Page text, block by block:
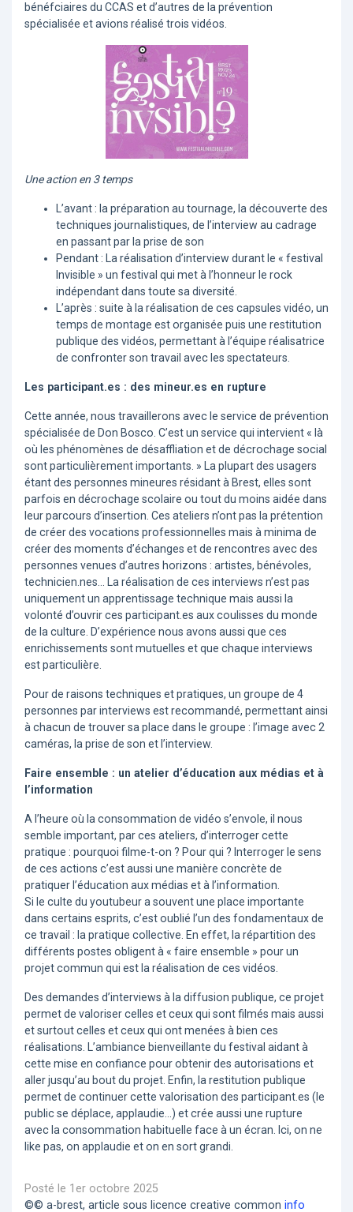
bénéfciaires du CCAS et d’autres de la prévention
spécialisée et avions réalisé trois vidéos.
Une action en 3 temps
L’avant : la préparation au tournage, la découverte des
techniques journalistiques, de l’interview au cadrage
en passant par la prise de son
Pendant : La réalisation d’interview durant le « festival
Invisible » un festival qui met à l’honneur le rock
indépendant dans toute sa diversité.
L’après : suite à la réalisation de ces capsules vidéo, un
temps de montage est organisée puis une restitution
publique des vidéos, permettant à l’équipe réalisatrice
de confronter son travail avec les spectateurs.
Les participant.es : des mineur.es en rupture
Cette année, nous travaillerons avec le service de prévention
spécialisée de Don Bosco. C’est un service qui intervient « là
où les phénomènes de désaffliation et de décrochage social
sont particulièrement importants. » La plupart des usagers
étant des personnes mineures résidant à Brest, elles sont
parfois en décrochage scolaire ou tout du moins aidée dans
leur parcours d’insertion. Ces ateliers n’ont pas la prétention
de créer des vocations professionnelles mais à minima de
créer des moments d’échanges et de rencontres avec des
personnes venues d’autres horizons : artistes, bénévoles,
technicien.nes... La réalisation de ces interviews n’est pas
uniquement un apprentissage technique mais aussi la
volonté d’ouvrir ces participant.es aux coulisses du monde
de la culture. D’expérience nous avons aussi que ces
enrichissements sont mutuelles et que chaque interviews
est particulière.
Pour de raisons techniques et pratiques, un groupe de 4
personnes par interviews est recommandé, permettant ainsi
à chacun de trouver sa place dans le groupe : l’image avec 2
caméras, la prise de son et l’interview.
Faire ensemble : un atelier d’éducation aux médias et à
l’information
A l’heure où la consommation de vidéo s’envole, il nous
semble important, par ces ateliers, d’interroger cette
pratique : pourquoi filme-t-on ? Pour qui ? Interroger le sens
de ces actions c’est aussi une manière concrète de
pratiquer l’éducation aux médias et à l’information.
Si le culte du youtubeur a souvent une place importante
dans certains esprits, c’est oublié l’un des fondamentaux de
ce travail : la pratique collective. En effet, la répartition des
différents postes obligent à « faire ensemble » pour un
projet commun qui est la réalisation de ces vidéos.
Des demandes d’interviews à la diffusion publique, ce projet
permet de valoriser celles et ceux qui sont filmés mais aussi
et surtout celles et ceux qui ont menées à bien ces
réalisations. L’ambiance bienveillante du festival aidant à
cette mise en confiance pour obtenir des autorisations et
aller jusqu’au bout du projet. Enfin, la restitution publique
permet de continuer cette valorisation des participant.es (le
public se déplace, applaudie...) et crée aussi une rupture
avec la consommation habituelle face à un écran. Ici, on ne
like pas, on applaudie et on en sort grandi.
Posté le 1er octobre 2025
©© a-brest, article sous licence creative common info